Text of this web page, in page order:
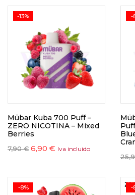
-13%
Mübar Kuba 700 Puff –
ZERO NICOTINA – Mixed
Berries
7,90€ 6,90 € Iva incluido
-
-8% -